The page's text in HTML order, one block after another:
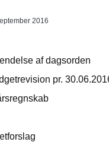
2016
af dagsorden
pr.